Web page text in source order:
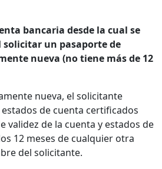
bancaria desde la cual se
solicitar un pasaporte de
nueva (no tiene más de 12
nueva, el solicitante
de cuenta certificados
validez de la cuenta y estados de
12 meses de cualquier otra
del solicitante.